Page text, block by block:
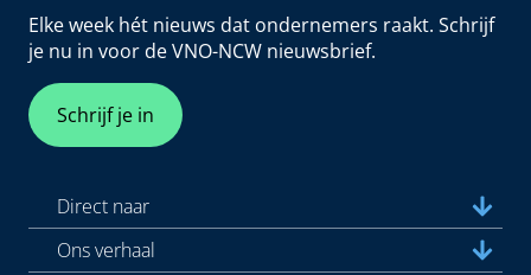
Elke week hét nieuws dat ondernemers raakt. Schrijf
je nu in voor de VNO-NCW nieuwsbrief.
Schrijf je in
Direct naar
Ons verhaal